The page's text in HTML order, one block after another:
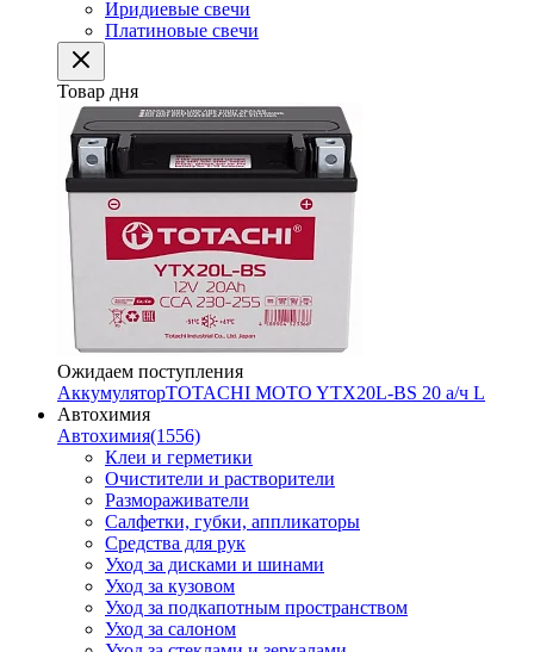
Иридиевые свечи
Платиновые свечи
Товар дня
Ожидаем поступления
АккумуляторTOTACHI MOTO YTX20L-BS 20 а/ч L
Автохимия
Автохимия(1556)
Клеи и герметики
Очистители и растворители
Размораживатели
Салфетки, губки, аппликаторы
Средства для рук
Уход за дисками и шинами
Уход за кузовом
Уход за подкапотным пространством
Уход за салоном